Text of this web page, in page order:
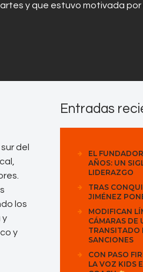
y que estuvo motivada
del
los
y
y
Entradas
EL
AÑOS: UN
LIDERAZGO
TRAS
JIMÉNEZ
MODIFICAN
CÁMARAS DE
TRANSITADO
SANCIONES
CON PASO
LA VOZ KIDS